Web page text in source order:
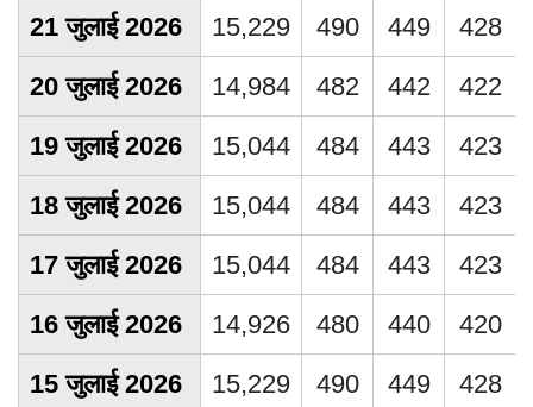
21 जुलाई 2026
15,229 490 449
428
20 जुलाई 2026
14,984 482 442
422
19 जुलाई 2026
15,044 484 443
423
18 जुलाई 2026
15,044 484 443
423
17 जुलाई 2026
15,044 484 443
423
16 जुलाई 2026
14,926 480 440
420
15 जुलाई 2026
15,229 490 449
428